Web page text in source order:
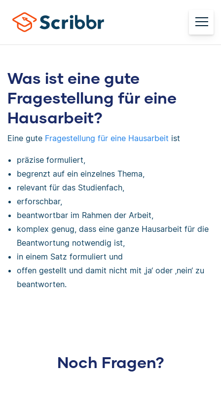
Was ist eine gute
Fragestellung für eine
Hausarbeit?
Eine gute Fragestellung für eine Hausarbeit ist
präzise formuliert,
begrenzt auf ein einzelnes Thema,
relevant für das Studienfach,
erforschbar,
beantwortbar im Rahmen der Arbeit,
komplex genug, dass eine ganze Hausarbeit für die
Beantwortung notwendig ist,
in einem Satz formuliert und
offen gestellt und damit nicht mit ‚ja‘ oder ‚nein‘ zu
beantworten.
Noch Fragen?